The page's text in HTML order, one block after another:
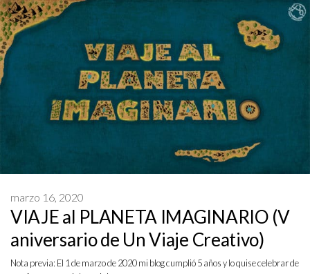
VIAJE al PLANETA IMAGINARIO (V
aniversario de Un Viaje Creativo)
marzo 16, 2020
Nota previa: El 1 de marzo de 2020 mi blog cumplió 5 años y lo quise celebrar de